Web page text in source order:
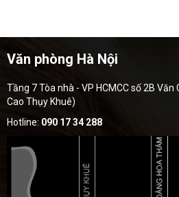
Văn phòng Hà Nội
Tầng 7 Tòa nhà - VP HCMCC số 2B Văn
Cao Thụy Khuê)
Hotline: 090 17 34 288